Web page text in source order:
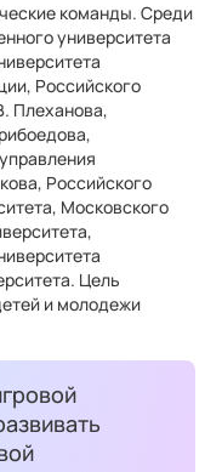
команды. Среди
университета
Российского
Плеханова,
Российского
Московского
Цель
и молодежи